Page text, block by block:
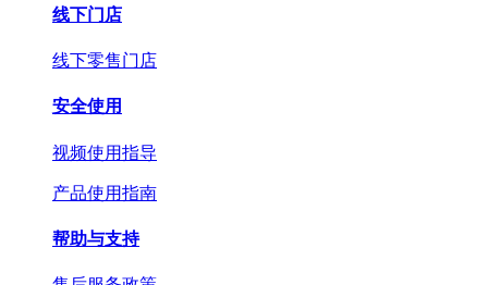
线下门店
线下零售门店
安全使用
视频使用指导
产品使用指南
帮助与支持